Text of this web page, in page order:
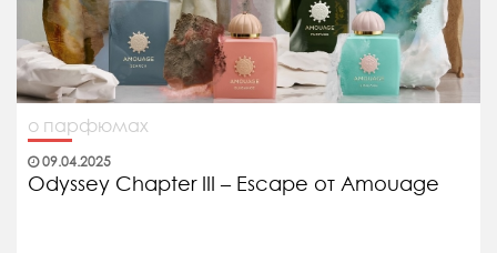
о парфюмах
09.04.2025
Odyssey Chapter III – Escape от Amouage